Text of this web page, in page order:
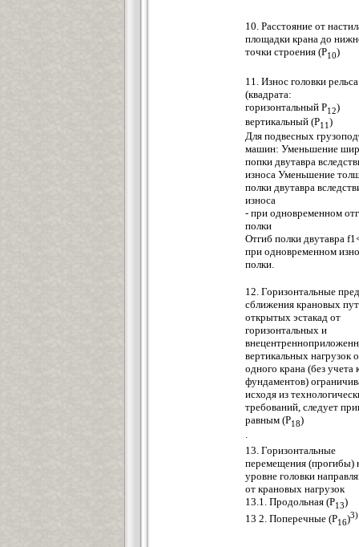
10. Расстояние от
площадки крана до
точки строения (Р10)
11. Износ головки рельса
(квадрата:
горизонтальный P12)
вертикальный (Р11)
Для подвесных
машин: Уменьшение
попки двутавра
износа Уменьшение
полки двутавра
износа
- при одновременном
полки
Отгиб полки двутавра
при одновременном
полки.
12. Горизонтальные
сближения крановых
открытых эстакад от
горизонтальных и
вертикальных нагрузок
одного крана (без учета
фундаментов)
исходя из
требований, следует
равным (P18)
13. Горизонтальные
перемещения (прогибы)
уровне головки
от крановых нагрузок
13.1. Продольная (Р13)
13 2. Поперечные (P16)3)